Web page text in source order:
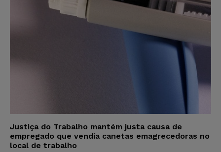
Justiça do Trabalho mantém justa causa de
empregado que vendia canetas emagrecedoras no
local de trabalho